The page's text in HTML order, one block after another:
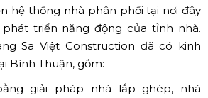
hệ thống nhà phân phối tại nơi đây
triển năng động của tỉnh nhà.
Sa Việt Construction đã có kinh
Bình Thuận, gồm:
giải pháp nhà lắp ghép, nhà